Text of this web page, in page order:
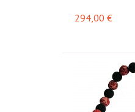
294,00 €